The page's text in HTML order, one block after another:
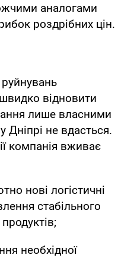
аналогами
роздрібних цін.
відновити
лише власними
Дніпрі не вдасться.
компанія вживає
нові логістичні
стабільного
необхідної